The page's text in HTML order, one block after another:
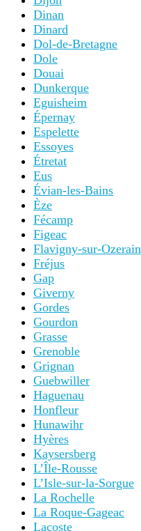
Dinan
Dinard
Dol-de-Bretagne
Dole
Douai
Dunkerque
Eguisheim
Épernay
Espelette
Essoyes
Étretat
Eus
Évian-les-Bains
Èze
Fécamp
Figeac
Flavigny-sur-Ozerain
Fréjus
Gap
Giverny
Gordes
Gourdon
Grasse
Grenoble
Grignan
Guebwiller
Haguenau
Honfleur
Hunawihr
Hyères
Kaysersberg
L’Île-Rousse
L’Isle-sur-la-Sorgue
La Rochelle
La Roque-Gageac
Lacoste